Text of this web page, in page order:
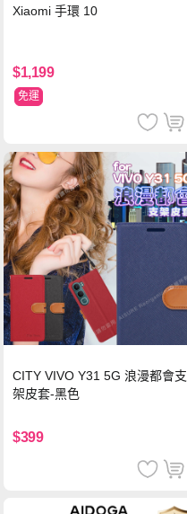
Xiaomi 手環 10
$1,199
免運
CITY VIVO Y31 5G 浪漫都會支
架皮套-黑色
$399